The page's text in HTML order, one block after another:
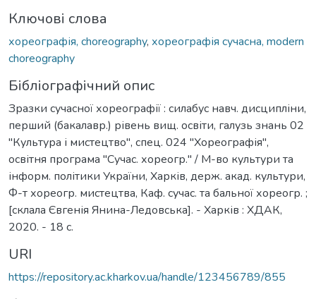
Ключові слова
хореографія, choreography, хореографія сучасна, modern
choreography
Бібліографічний опис
Зразки сучасної хореографії : силабус навч. дисципліни,
перший (бакалавр.) рівень вищ. освіти, галузь знань 02
"Культура і мистецтво", спец. 024 "Хореографія",
освітня програма "Сучас. хореогр." / М-во культури та
інформ. політики України, Харків, держ. акад. культури,
Ф-т хореогр. мистецтва, Каф. сучас. та бальної хореогр. ;
[склала Євгенія Янина-Ледовська]. - Харків : ХДАК,
2020. - 18 с.
URI
https://repository.ac.kharkov.ua/handle/123456789/855